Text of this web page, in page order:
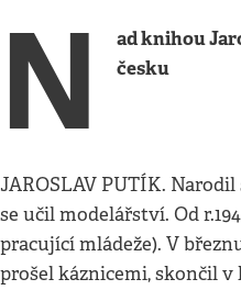
N
ad knihou
česku
JAROSLAV PUTÍK. Narodil
se učil modelářství. Od
pracující mládeže). V
prošel káznicemi, skončil